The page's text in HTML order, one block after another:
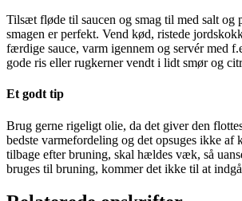
Tilsæt fløde til saucen og smag til med salt og
smagen er perfekt. Vend kød, ristede
færdige sauce, varm igennem og servér med
gode ris eller rugkerner vendt i lidt smør og
Et godt tip
Brug gerne rigeligt olie, da det giver den
bedste varmefordeling og det opsuges ikke af
tilbage efter bruning, skal hældes væk, så
bruges til bruning, kommer det ikke til at